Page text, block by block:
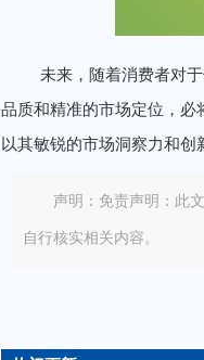
未来，随着消费者对
品质和精准的市场定位，必
以其敏锐的市场洞察力和创
声明：免责声明：此
自行核实相关内容。